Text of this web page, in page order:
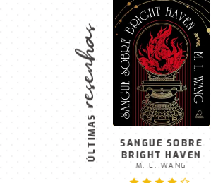
ÚLTIMAS
resenhas
SANGUE SOBRE
BRIGHT HAVEN
M. L. WANG